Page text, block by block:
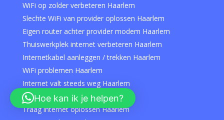
WiFi op zolder verbeteren Haarlem
Slechte WiFi van provider oplossen Haarlem
Eigen router achter provider modem Haarlem
Thuiswerkplek internet verbeteren Haarlem
Internetkabel aanleggen / trekken Haarlem
WiFi problemen Haarlem
Internet valt steeds weg Haarlem
WiFi herstellen Haarlem
Traag internet oplossen Haarlem
Hoe kan ik je helpen?